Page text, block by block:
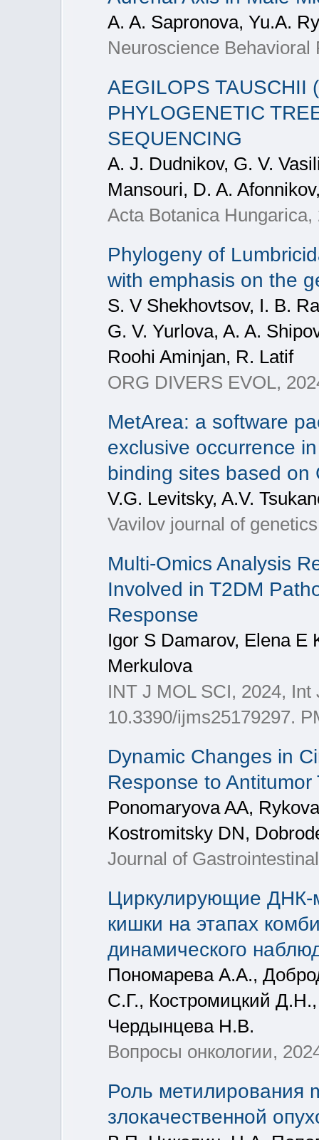
A. A. Sapronova, Yu.A.
Neuroscience Behavioral
AEGILOPS TAUSCHII
PHYLOGENETIC
SEQUENCING
A. J. Dudnikov, G. V.
Mansouri, D. A.
Acta Botanica
Phylogeny of
with emphasis on the
S. V Shekhovtsov, I. B.
G. V. Yurlova, A. A.
Roohi Aminjan, R. Latif
ORG DIVERS EVOL,
MetArea: a software
exclusive occurrence
binding sites based on
V.G. Levitsky, A.V.
Vavilov journal of
Multi-Omics Analysis
Involved in T2DM
Response
Igor S Damarov, Elena E
Merkulova
INT J MOL SCI, 2024,
10.3390/ijms25179297.
Dynamic Changes in
Response to
Ponomaryova AA,
Kostromitsky DN,
Journal of
Циркулирующие ДНК-
кишки на этапах
динамического
Пономарева А.А.,
С.Г., Костромицкий
Чердынцева Н.В.
Вопросы онкологии,
Роль метилирования
злокачественной